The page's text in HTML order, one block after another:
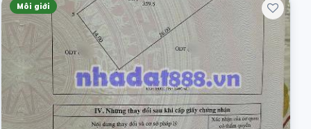
Môi giới